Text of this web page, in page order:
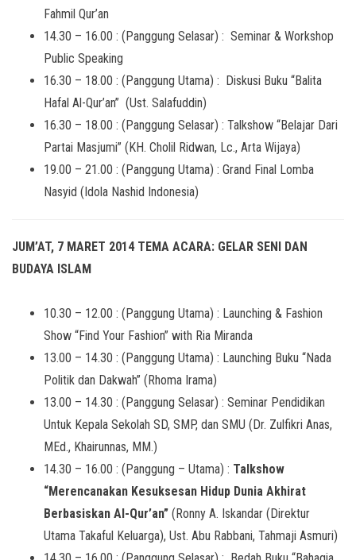
Fahmil Qur’an
14.30 – 16.00 : (Panggung Selasar) : Seminar & Workshop
Public Speaking
16.30 – 18.00 : (Panggung Utama) : Diskusi Buku “Balita
Hafal Al-Qur’an” (Ust. Salafuddin)
16.30 – 18.00 : (Panggung Selasar) : Talkshow “Belajar Dari
Partai Masjumi” (KH. Cholil Ridwan, Lc., Arta Wijaya)
19.00 – 21.00 : (Panggung Utama) : Grand Final Lomba
Nasyid (Idola Nashid Indonesia)
JUM’AT, 7 MARET 2014 TEMA ACARA: GELAR SENI DAN
BUDAYA ISLAM
10.30 – 12.00 : (Panggung Utama) : Launching & Fashion
Show “Find Your Fashion” with Ria Miranda
13.00 – 14.30 : (Panggung Utama) : Launching Buku “Nada
Politik dan Dakwah” (Rhoma Irama)
13.00 – 14.30 : (Panggung Selasar) : Seminar Pendidikan
Untuk Kepala Sekolah SD, SMP, dan SMU (Dr. Zulfikri Anas,
MEd., Khairunnas, MM.)
14.30 – 16.00 : (Panggung – Utama) : Talkshow
“Merencanakan Kesuksesan Hidup Dunia Akhirat
Berbasiskan Al-Qur’an” (Ronny A. Iskandar (Direktur
Utama Takaful Keluarga), Ust. Abu Rabbani, Tahmaji Asmuri)